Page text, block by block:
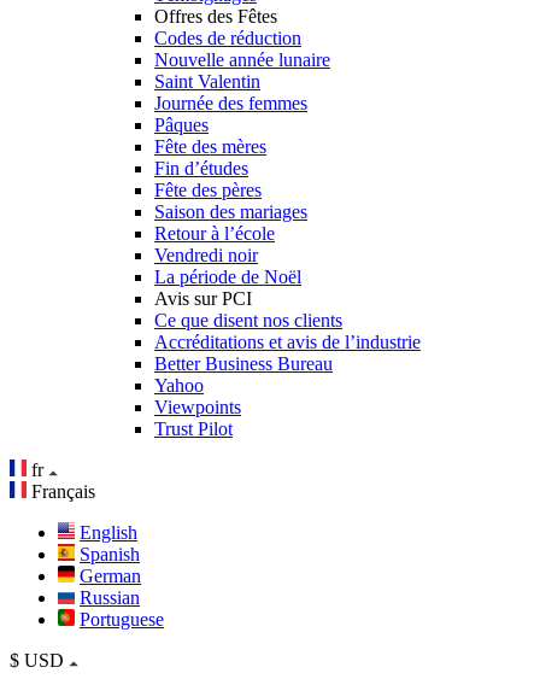
Offres des Fêtes
Codes de réduction
Nouvelle année lunaire
Saint Valentin
Journée des femmes
Pâques
Fête des mères
Fin d’études
Fête des pères
Saison des mariages
Retour à l’école
Vendredi noir
La période de Noël
Avis sur PCI
Ce que disent nos clients
Accréditations et avis de l’industrie
Better Business Bureau
Yahoo
Viewpoints
Trust Pilot
fr
Français
English
Spanish
German
Russian
Portuguese
$ USD